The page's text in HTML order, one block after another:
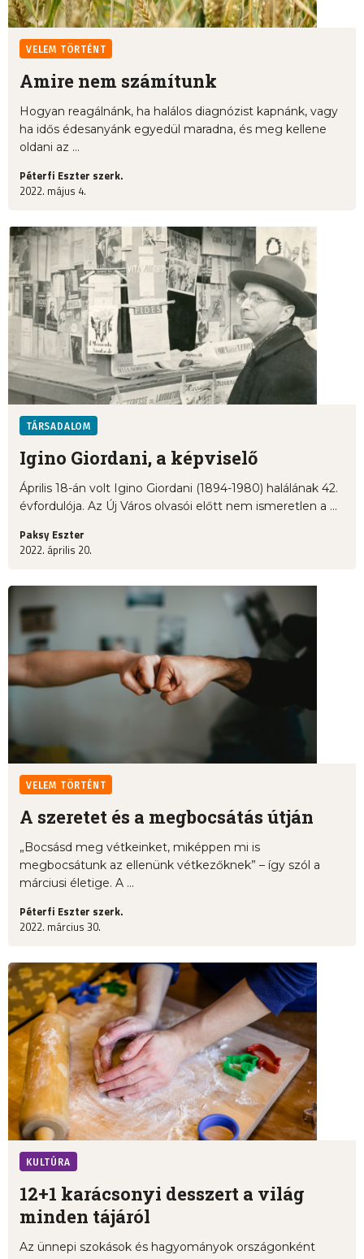
VELEM TÖRTÉNT
Amire nem számítunk
Hogyan reagálnánk, ha halálos diagnózist kapnánk, vagy
ha idős édesanyánk egyedül maradna, és meg kellene
oldani az ...
Péterfi Eszter szerk.
2022. május 4.
TÁRSADALOM
Igino Giordani, a képviselő
Április 18-án volt Igino Giordani (1894-1980) halálának 42.
évfordulója. Az Új Város olvasói előtt nem ismeretlen a ...
Paksy Eszter
2022. április 20.
VELEM TÖRTÉNT
A szeretet és a megbocsátás útján
„Bocsásd meg vétkeinket, miképpen mi is
megbocsátunk az ellenünk vétkezőknek” – így szól a
márciusi életige. A ...
Péterfi Eszter szerk.
2022. március 30.
KULTÚRA
12+1 karácsonyi desszert a világ
minden tájáról
Az ünnepi szokások és hagyományok országonként